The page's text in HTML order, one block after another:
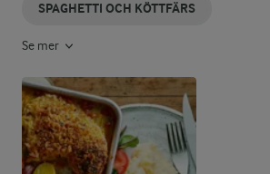
SPAGHETTI OCH KÖTTFÄRS
Se mer